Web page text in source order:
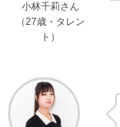
小林千莉さん
（27歳・タレン
ト）